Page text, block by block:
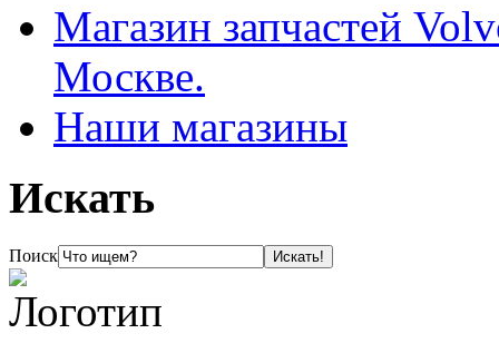
Магазин запчастей
Москве.
Наши магазины
Искать
Поиск